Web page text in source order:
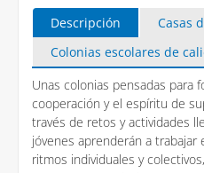
Descripción
Casas
Colonias escolares de
Unas colonias pensadas para
cooperación y el espíritu de
través de retos y actividades
jóvenes aprenderán a
ritmos individuales y